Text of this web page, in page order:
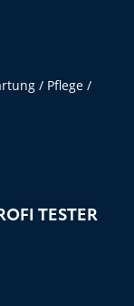
/ Pflege /
TESTER